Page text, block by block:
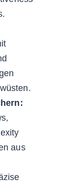
aus